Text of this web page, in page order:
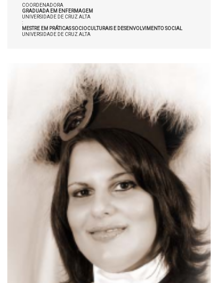
COORDENADORA
GRADUADA EM ENFERMAGEM
UNIVERSIDADE DE CRUZ ALTA
:
MESTRE EM PRÁTICAS SOCIOCULTURAIS E DESENVOLVIMENTO SOCIAL
UNIVERSIDADE DE CRUZ ALTA